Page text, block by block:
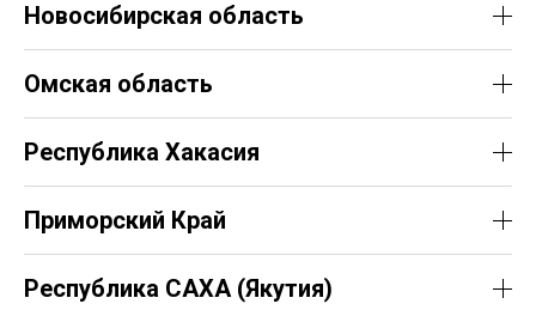
Новосибирская область
Омская область
Республика Хакасия
Приморский Край
Республика САХА (Якутия)